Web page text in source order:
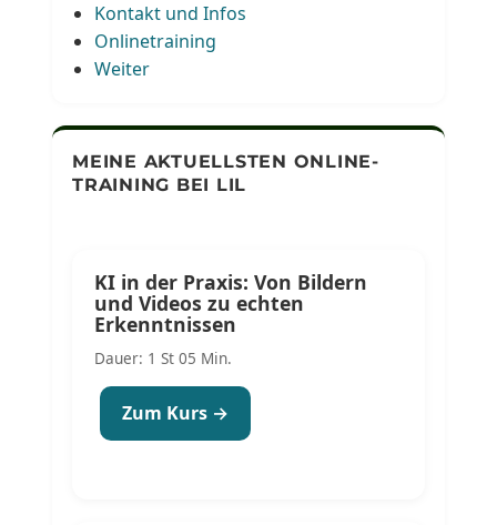
Kontakt und Infos
Onlinetraining
Weiter
MEINE AKTUELLSTEN ONLINE-
TRAINING BEI LIL
KI in der Praxis: Von Bildern
und Videos zu echten
Erkenntnissen
Dauer: 1 St 05 Min.
Zum Kurs →